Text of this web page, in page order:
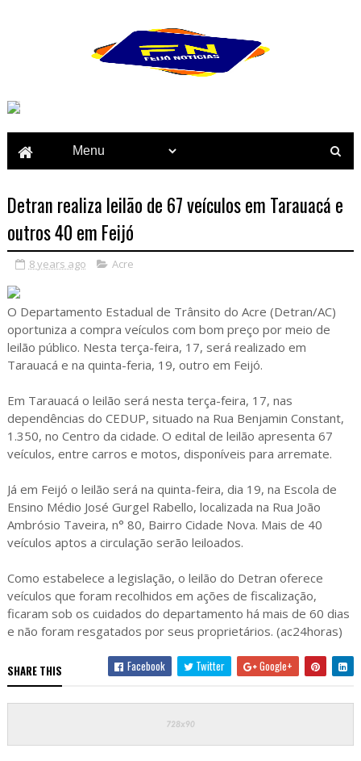
Detran realiza leilão de 67 veículos em Tarauacá e
outros 40 em Feijó
8 years ago Acre
O Departamento Estadual de Trânsito do Acre (Detran/AC)
oportuniza a compra veículos com bom preço por meio de
leilão público. Nesta terça-feira, 17, será realizado em
Tarauacá e na quinta-feria, 19, outro em Feijó.
Em Tarauacá o leilão será nesta terça-feira, 17, nas
dependências do CEDUP, situado na Rua Benjamin Constant,
1.350, no Centro da cidade. O edital de leilão apresenta 67
veículos, entre carros e motos, disponíveis para arremate.
Já em Feijó o leilão será na quinta-feira, dia 19, na Escola de
Ensino Médio José Gurgel Rabello, localizada na Rua João
Ambrósio Taveira, n° 80, Bairro Cidade Nova. Mais de 40
veículos aptos a circulação serão leiloados.
Como estabelece a legislação, o leilão do Detran oferece
veículos que foram recolhidos em ações de fiscalização,
ficaram sob os cuidados do departamento há mais de 60 dias
e não foram resgatados por seus proprietários. (ac24horas)
SHARE THIS Facebook Twitter Google+